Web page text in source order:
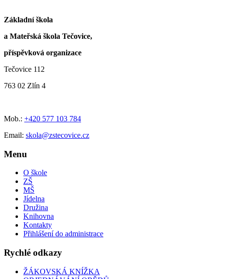
Základní škola
a Mateřská škola Tečovice,
příspěvková organizace
Tečovice 112
763 02 Zlín 4
Mob.: +420 577 103 784
Email: skola@zstecovice.cz
Menu
O škole
ZŠ
MŠ
Jídelna
Družina
Knihovna
Kontakty
Přihlášení do administrace
Rychlé odkazy
ŽÁKOVSKÁ KNÍŽKA